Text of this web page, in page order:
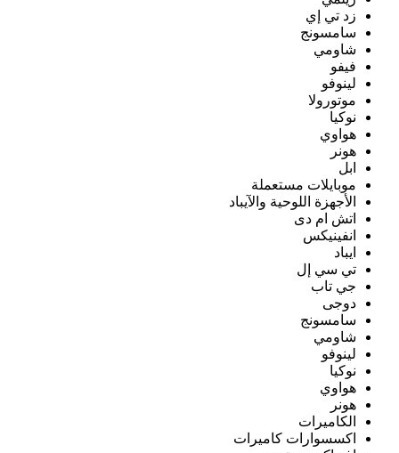
زد تي إي
سامسونج
شاومي
فيفو
لينوفو
موتورولا
نوكيا
هواوي
هونر
ابل
موبايلات مستعملة
الأجهزة اللوحية والآيباد
اتش ام دى
انفينيكس
ايباد
تي سي إل
جي تاب
دوجى
سامسونج
شاومي
لينوفو
نوكيا
هواوي
هونر
الكاميرات
اكسسوارات كاميرات